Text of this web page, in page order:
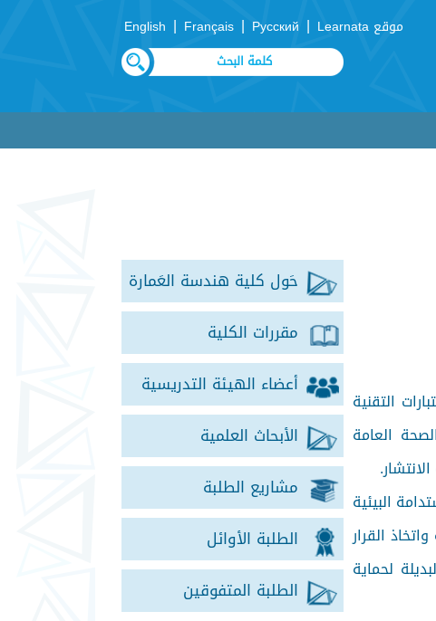
موقع Learnata |
Русский
|
Français
|
English
حَول كلية هندسة العَمارة
مقررات الكلية
أعضاء الهيئة التدريسية
الأبحاث العلمية
مشاريع الطلبة
الطلبة الأوائل
الطلبة المتفوقين
التقنية
العامة
البيئية
القرار
لحماية